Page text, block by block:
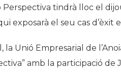
tindrà lloc el
exposarà el seu cas d’èxit
la Unió Empresarial de
amb la participació